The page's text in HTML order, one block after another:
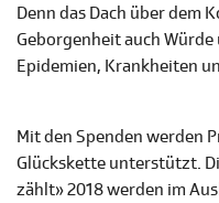
Denn das Dach über dem
Geborgenheit auch
Epidemien, Krankheiten
Mit den Spenden werden
Glückskette unterstützt.
zählt» 2018 werden im